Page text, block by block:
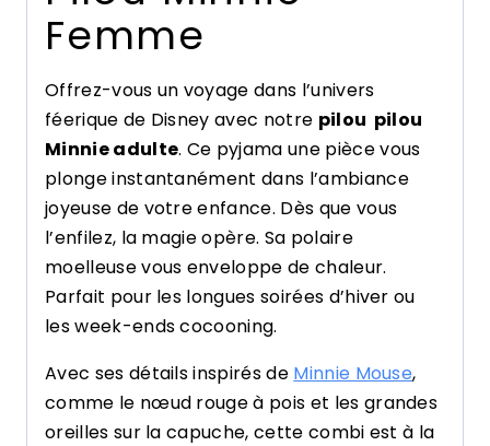
Femme
Offrez-vous un voyage dans l’univers
féerique de Disney avec notre pilou pilou
Minnie adulte. Ce pyjama une pièce vous
plonge instantanément dans l’ambiance
joyeuse de votre enfance. Dès que vous
l’enfilez, la magie opère. Sa polaire
moelleuse vous enveloppe de chaleur.
Parfait pour les longues soirées d’hiver ou
les week-ends cocooning.
Avec ses détails inspirés de Minnie Mouse,
comme le nœud rouge à pois et les grandes
oreilles sur la capuche, cette combi est à la